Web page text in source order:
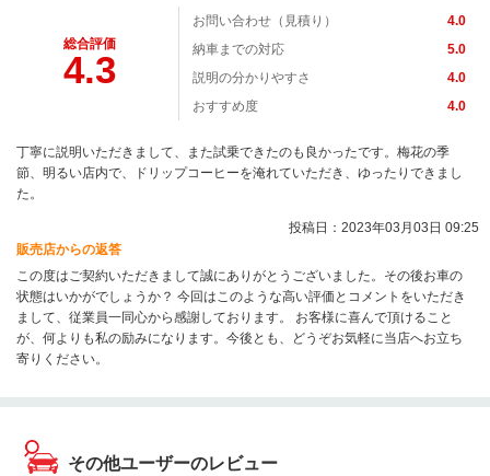
総合評価
4.3
お問い合わせ（見積り）
4.0
納車までの対応
5.0
説明の分かりやすさ
4.0
おすすめ度
4.0
丁寧に説明いただきまして、また試乗できたのも良かったです。梅花の季
節、明るい店内で、ドリップコーヒーを淹れていただき、ゆったりできまし
た。
投稿日：2023年03月03日 09:25
販売店からの返答
この度はご契約いただきまして誠にありがとうございました。その後お車の
状態はいかがでしょうか？ 今回はこのような高い評価とコメントをいただき
まして、従業員一同心から感謝しております。 お客様に喜んで頂けること
が、何よりも私の励みになります。今後とも、どうぞお気軽に当店へお立ち
寄りください。
その他ユーザーのレビュー